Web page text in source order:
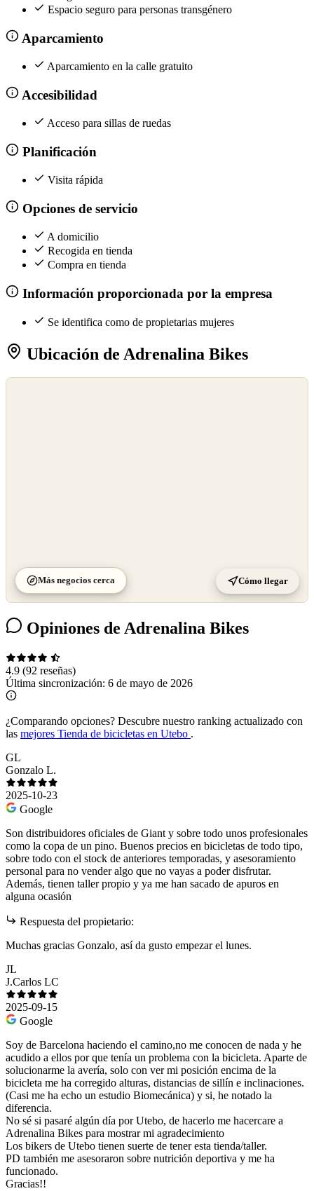
Espacio seguro para personas transgénero
Aparcamiento
Aparcamiento en la calle gratuito
Accesibilidad
Acceso para sillas de ruedas
Planificación
Visita rápida
Opciones de servicio
A domicilio
Recogida en tienda
Compra en tienda
Información proporcionada por la empresa
Se identifica como de propietarias mujeres
Ubicación de Adrenalina Bikes
Más negocios cerca Cómo llegar
Opiniones de Adrenalina Bikes
4.9 (92 reseñas)
Última sincronización: 6 de mayo de 2026
¿Comparando opciones? Descubre nuestro ranking actualizado con
las mejores Tienda de bicicletas en Utebo .
GL
Gonzalo L.
2025-10-23
Google
Son distribuidores oficiales de Giant y sobre todo unos profesionales
como la copa de un pino. Buenos precios en bicicletas de todo tipo,
sobre todo con el stock de anteriores temporadas, y asesoramiento
personal para no vender algo que no vayas a poder disfrutar.
Además, tienen taller propio y ya me han sacado de apuros en
alguna ocasión
Respuesta del propietario:
Muchas gracias Gonzalo, así da gusto empezar el lunes.
JL
J.Carlos LC
2025-09-15
Google
Soy de Barcelona haciendo el camino,no me conocen de nada y he
acudido a ellos por que tenía un problema con la bicicleta. Aparte de
solucionarme la avería, solo con ver mi posición encima de la
bicicleta me ha corregido alturas, distancias de sillín e inclinaciones.
(Casi me ha echo un estudio Biomecánica) y si, he notado la
diferencia.
No sé si pasaré algún día por Utebo, de hacerlo me hacercare a
Adrenalina Bikes para mostrar mi agradecimiento
Los bikers de Utebo tienen suerte de tener esta tienda/taller.
PD también me asesoraron sobre nutrición deportiva y me ha
funcionado.
Gracias!!